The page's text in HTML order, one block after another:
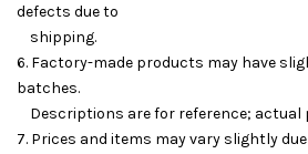
defects due to
shipping.
6. Factory-made products may have
batches.
Descriptions are for reference; actual
7. Prices and items may vary slightly